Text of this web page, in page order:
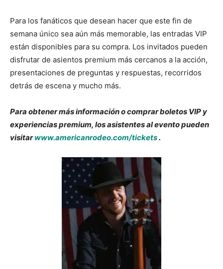
Para los fanáticos que desean hacer que este fin de
semana único sea aún más memorable, las entradas VIP
están disponibles para su compra. Los invitados pueden
disfrutar de asientos premium más cercanos a la acción,
presentaciones de preguntas y respuestas, recorridos
detrás de escena y mucho más.
Para obtener más información o comprar boletos VIP y
experiencias premium, los asistentes al evento pueden
visitarwww.americanrodeo.com/tickets.